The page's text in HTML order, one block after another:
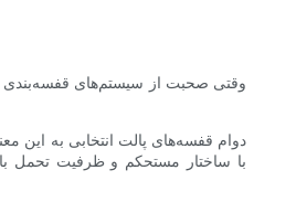
وقتی صحبت از سیستم‌های قفسه‌بندی
دوام قفسه‌های پالت انتخابی به این
با ساختار مستحکم و ظرفیت تحمل